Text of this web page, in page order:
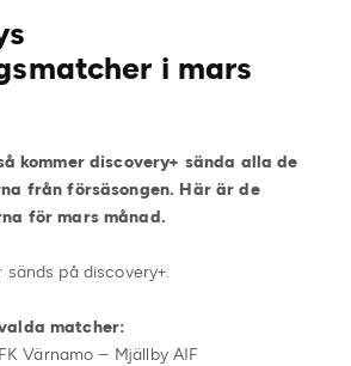
i mars
kommer discovery+ sända alla de
från försäsongen. Här är de
för mars månad.
på discovery+.
matcher:
Värnamo – Mjällby AIF